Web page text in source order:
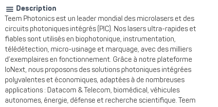
Description
Teem Photonics est un leader mondial des microlasers et des
circuits photoniques intégrés (PIC). Nos lasers ultra-rapides et
fiables sont utilisés en biophotonique, instrumentation,
télédétection, micro-usinage et marquage, avec des milliers
d’exemplaires en fonctionnement. Grâce à notre plateforme
IoNext, nous proposons des solutions photoniques intégrées
polyvalentes et économiques, adaptées à de nombreuses
applications : Datacom & Telecom, biomédical, véhicules
autonomes, énergie, défense et recherche scientifique. Teem